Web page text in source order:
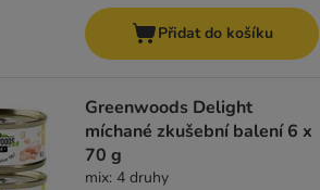
Přidat do košíku
Greenwoods Delight
míchané zkušební balení 6 x
70 g
mix: 4 druhy